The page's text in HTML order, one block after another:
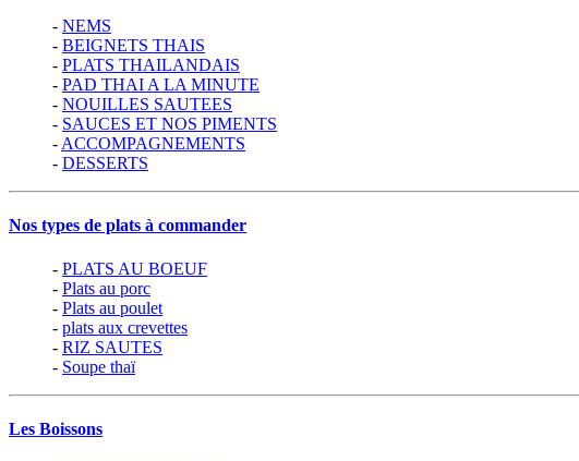
- NEMS
- BEIGNETS THAIS
- PLATS THAILANDAIS
- PAD THAI A LA MINUTE
- NOUILLES SAUTEES
- SAUCES ET NOS PIMENTS
- ACCOMPAGNEMENTS
- DESSERTS
Nos types de plats à commander
- PLATS AU BOEUF
- Plats au porc
- Plats au poulet
- plats aux crevettes
- RIZ SAUTES
- Soupe thaï
Les Boissons